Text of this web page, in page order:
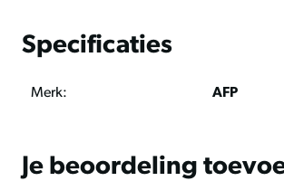
De AFP Cardboard Scratcher Regular is
duurzame levensstijl.
Specificaties
Merk: AFP
Je beoordeling